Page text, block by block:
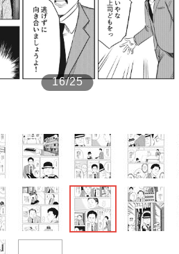
16/25